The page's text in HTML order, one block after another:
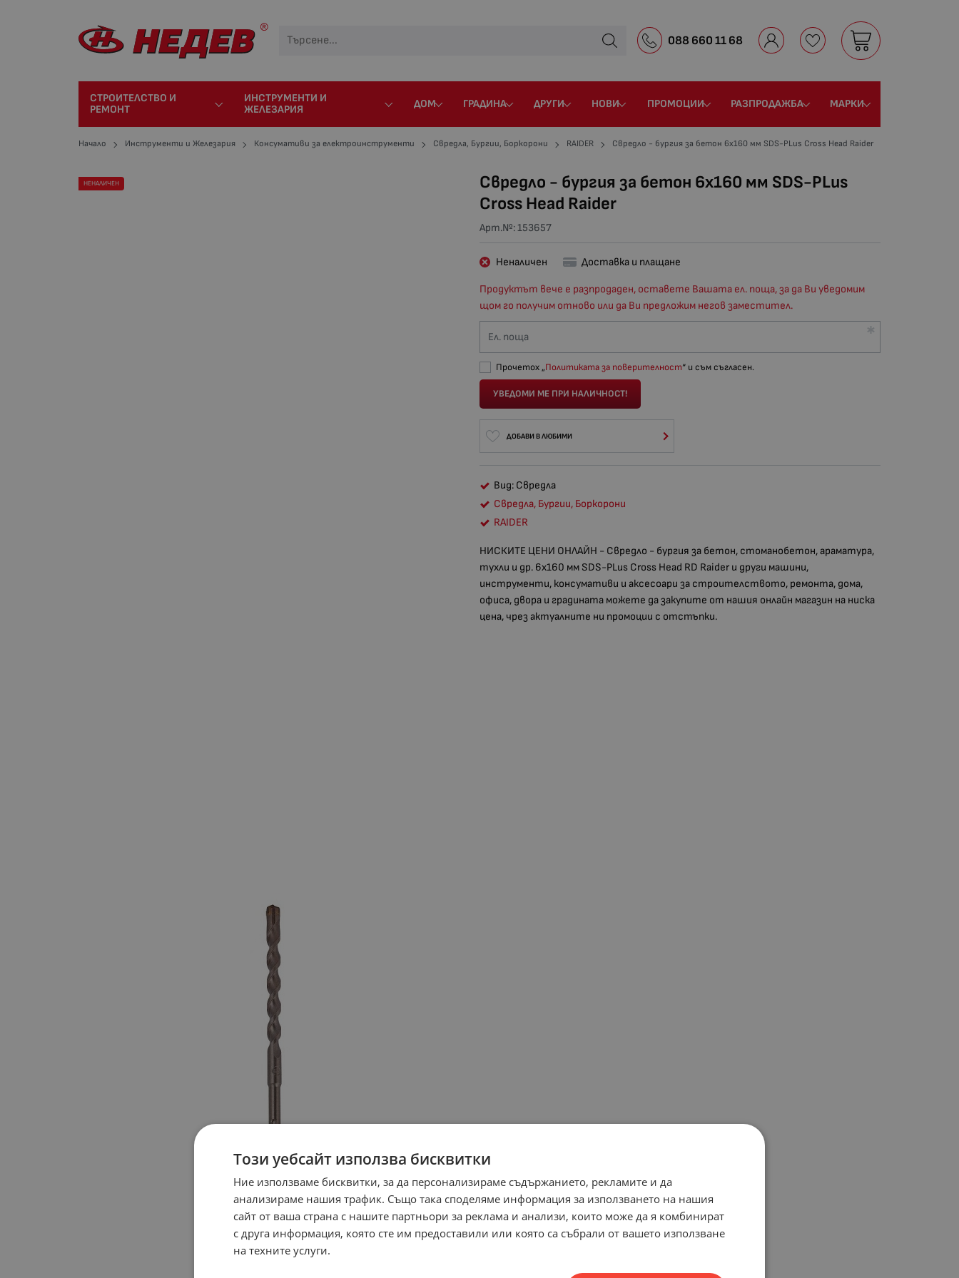
088 660 11 68
СТРОИТЕЛСТВО И
РЕМОНТ
ИНСТРУМЕНТИ И
ЖЕЛЕЗАРИЯ
ДОМ ГРАДИНА ДРУГИ НОВИ ПРОМОЦИИ РАЗПРОДАЖБА МАРКИ
Начало Инструменти и Железария Консумативи за електроинструменти Свредла, Бургии, Боркорони RAIDER Свредло - бургия за бетон 6х160 мм SDS-PLus Cross Head Raider
Свредло - бургия за бетон 6х160 мм SDS-PLus
Cross Head Raider
Арт.№:153657
НЕНАЛИЧЕН
Неналичен
Доставка и плащане
Продуктът вече е разпродаден, оставете Вашата ел. поща, за да Ви уведомим
щом го получим отново или да Ви предложим негов заместител.
Ел. поща
Прочетох „Политиката за поверителност“ и съм съгласен.
УВЕДОМИ МЕ ПРИ НАЛИЧНОСТ!
ДОБАВИ В ЛЮБИМИ
Вид: Свредла
Свредла, Бургии, Боркорони
RAIDER
НИСКИТЕ ЦЕНИ ОНЛАЙН - Свредло - бургия за бетон, стоманобетон, араматура,
тухли и др. 6х160 мм SDS-PLus Cross Head​ RD​​ Raider и други машини,
инструменти, консумативи и аксесоари за строителството, ремонта, дома,
офиса, двора и градината можете да закупите от нашия онлайн магазин на ниска
цена, чрез актуалните ни промоции с отстъпки.
Този уебсайт използва бисквитки
Ние използваме бисквитки, за да персонализираме съдържанието, рекламите и да
анализираме нашия трафик. Също така споделяме информация за използването на нашия
сайт от ваша страна с нашите партньори за реклама и анализи, които може да я комбинират
с друга информация, която сте им предоставили или която са събрали от вашето използване
на техните услуги.